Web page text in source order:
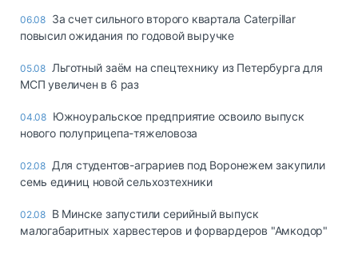
06.08 За счет сильного второго квартала Caterpillar
повысил ожидания по годовой выручке
05.08 Льготный заём на спецтехнику из Петербурга для
МСП увеличен в 6 раз
04.08 Южноуральское предприятие освоило выпуск
нового полуприцепа-тяжеловоза
02.08 Для студентов-аграриев под Воронежем закупили
семь единиц новой сельхозтехники
02.08 В Минске запустили серийный выпуск
малогабаритных харвестеров и форвардеров "Амкодор"